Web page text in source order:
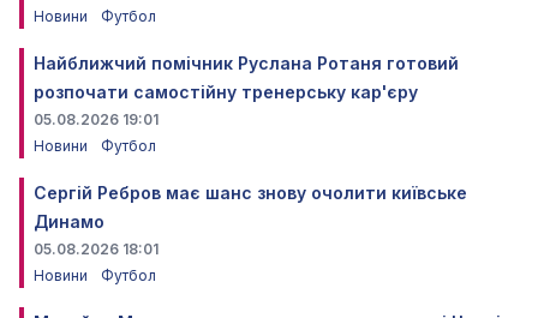
Новини
Футбол
Найближчий помічник Руслана Ротаня готовий
розпочати самостійну тренерську кар'єру
05.08.2026 19:01
Новини
Футбол
Сергій Ребров має шанс знову очолити київське
Динамо
05.08.2026 18:01
Новини
Футбол